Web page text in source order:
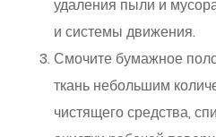
удаления пыли и
и системы движения.
Смочите бумажное
ткань небольшим
чистящего средства,